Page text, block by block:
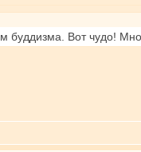
буддизма. Вот чудо!